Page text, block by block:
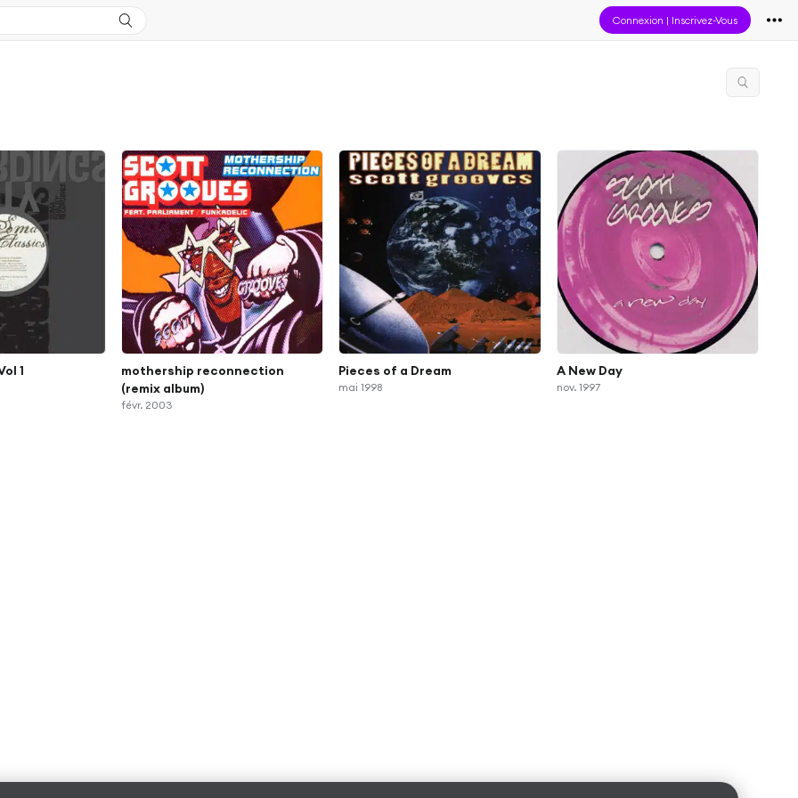
Connexion | Inscrivez-Vous
1
mothership reconnection
(remix album)
févr. 2003
Pieces of a Dream
mai 1998
A New Day
nov. 1997